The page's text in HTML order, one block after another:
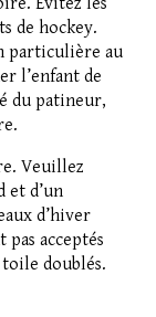
. Évitez les
de hockey.
particulière au
l’enfant de
du patineur,
Veuillez
et d’un
d’hiver
pas acceptés
doublés.